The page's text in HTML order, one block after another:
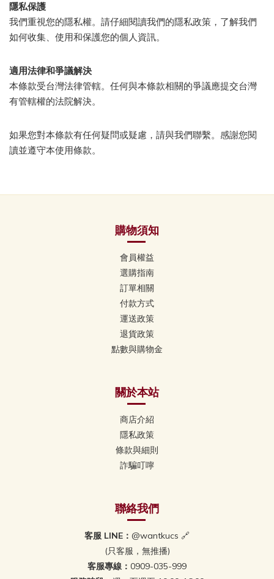
隱私保護
我們重視您的隱私權。請仔細閱讀我們的隱私政策，了解我們
如何收集、使用和保護您的個人資訊。
適用法律和爭議解決
本條款受台灣法律管轄。任何與本條款相關的爭議應提交台灣
有管轄權的法院解決。
如果您對本條款有任何疑問或疑慮，請與我們聯繫。感謝您閱
讀並遵守本使用條款。
購物須知
會員權益
選購指南
訂單相關
付款方式
運送政策
退貨政策
點數與購物金
關於本站
商店介紹
隱私政策
條款與細則
詐騙叮嚀
聯絡我們
客服 LINE： @wantkucs 🔗
(只客服，無推播)
客服專線： 0909-035-999